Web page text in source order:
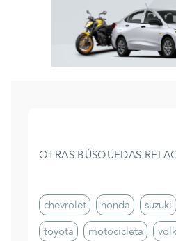
OTRAS BÚSQUEDAS
chevrolet honda suzuki
toyota
motocicleta